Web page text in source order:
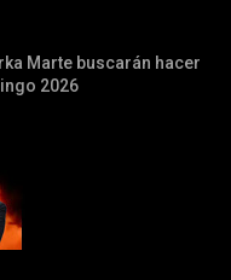
Marte buscarán hacer
2026